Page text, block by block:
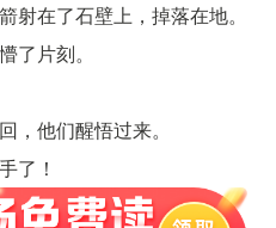
射在了石壁上，掉落在地。
了片刻。
，他们醒悟过来。
了！